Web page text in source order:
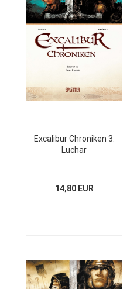
Excalibur Chroniken 3:
Luchar
14,80 EUR